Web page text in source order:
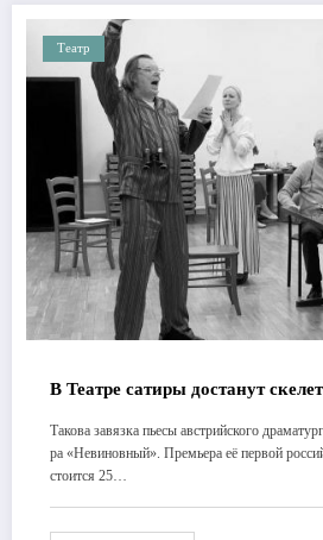
Театр
В Театре сатиры достанут
Такова завязка пьесы австрийского
ра «Невиновный». Премьера её первой
стоится 25…